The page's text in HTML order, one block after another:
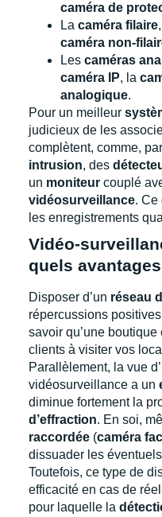
caméra de
La caméra filaire
caméra non-
Les caméras
caméra IP, la
analogique.
Pour un meilleur
judicieux de les
complètent, comme,
intrusion, des
un moniteur couplé
vidéosurveillance. Ce
les enregistrements
Vidéo-
quels
Disposer d’un réseau
répercussions
savoir qu’une
clients à visiter vos
Parallèlement, la vue
vidéosurveillance a un
diminue fortement la
d’effraction. En soi,
raccordée(caméra
dissuader les éventuels
Toutefois, ce type de
efficacité en cas de
pour laquelle la